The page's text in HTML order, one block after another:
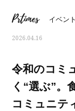
Prtimes イベント
2026.04.16
令和のコミ
く“選ぶ”。
コミュニテ